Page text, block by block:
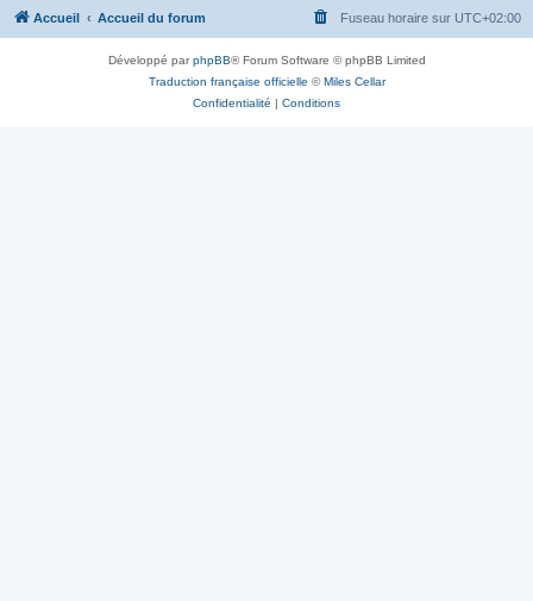
Accueil Accueil du forum Fuseau horaire sur UTC+02:00
Développé parphpBB® Forum Software © phpBB Limited
Traduction française officielle ©Miles Cellar
Confidentialité | Conditions